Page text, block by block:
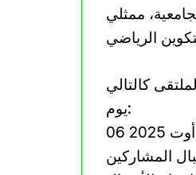
ممثلي
يوم:
06 أوت 2025